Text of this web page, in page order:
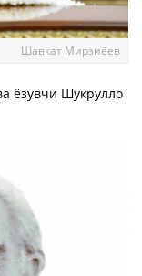
Шавкат Мирзиёев
ёзувчи Шукрулло